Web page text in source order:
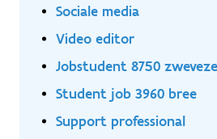
Sociale media
Video editor
Jobstudent 8750
Student job 3960 bree
Support professional